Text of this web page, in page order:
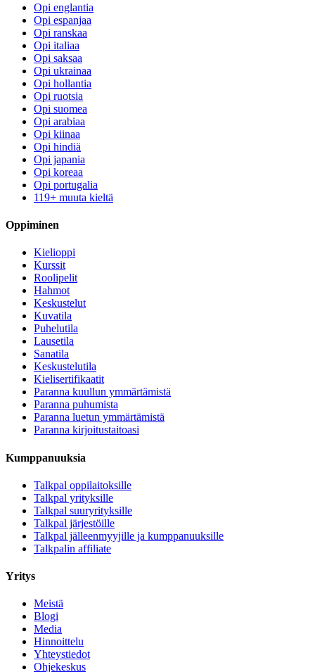
Opi englantia
Opi espanjaa
Opi ranskaa
Opi italiaa
Opi saksaa
Opi ukrainaa
Opi hollantia
Opi ruotsia
Opi suomea
Opi arabiaa
Opi kiinaa
Opi hindiä
Opi japania
Opi koreaa
Opi portugalia
119+ muuta kieltä
Oppiminen
Kielioppi
Kurssit
Roolipelit
Hahmot
Keskustelut
Kuvatila
Puhelutila
Lausetila
Sanatila
Keskustelutila
Kielisertifikaatit
Paranna kuullun ymmärtämistä
Paranna puhumista
Paranna luetun ymmärtämistä
Paranna kirjoitustaitoasi
Kumppanuuksia
Talkpal oppilaitoksille
Talkpal yrityksille
Talkpal suuryrityksille
Talkpal järjestöille
Talkpal jälleenmyyjille ja kumppanuuksille
Talkpalin affiliate
Yritys
Meistä
Blogi
Media
Hinnoittelu
Yhteystiedot
Ohjekeskus